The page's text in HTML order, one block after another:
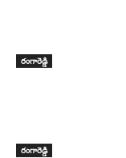
రంగారెడ్డి
రంగారెడ్డి